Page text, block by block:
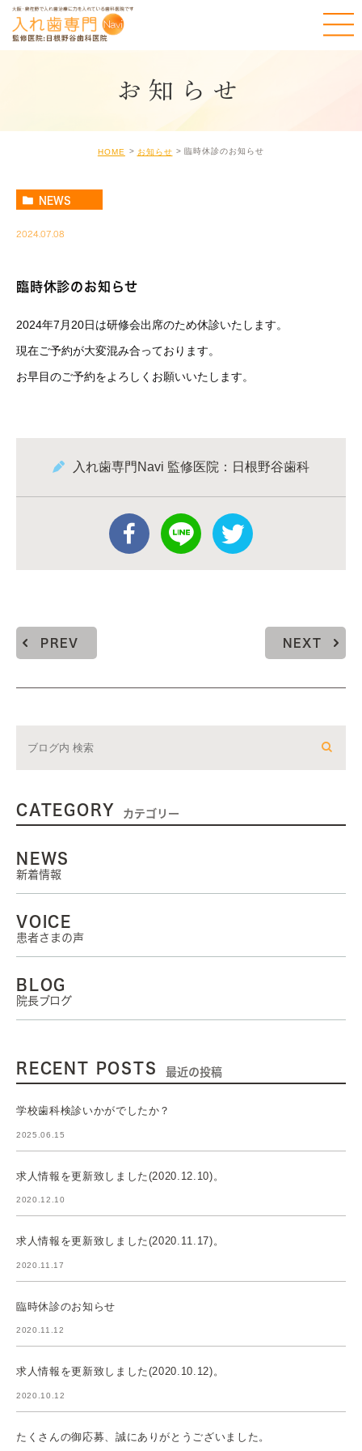
お知らせ
HOME お知らせ 臨時休診のお知らせ
NEWS
2024.07.08
臨時休診のお知らせ
2024年7月20日は研修会出席のため休診いたします。
現在ご予約が大変混み合っております。
お早目のご予約をよろしくお願いいたします。
入れ歯専門Navi 監修医院：日根野谷歯科
PREV NEXT
CATEGORY カテゴリー
NEWS
新着情報
VOICE
患者さまの声
BLOG
院長ブログ
RECENT POSTS 最近の投稿
学校歯科検診いかがでしたか？
2025.06.15
求人情報を更新致しました(2020.12.10)。
2020.12.10
求人情報を更新致しました(2020.11.17)。
2020.11.17
臨時休診のお知らせ
2020.11.12
求人情報を更新致しました(2020.10.12)。
2020.10.12
たくさんの御応募、誠にありがとうございました。